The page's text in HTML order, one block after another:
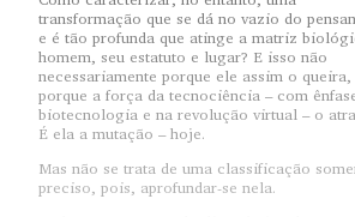
transformação que se dá no vazio do
e é tão profunda que atinge a matriz
homem, seu estatuto e lugar? E isso não
necessariamente porque ele assim o queira,
porque a força da tecnociência – com
biotecnologia e na revolução virtual – o
É ela a mutação – hoje.
Mas não se trata de uma classificação
preciso, pois, aprofundar-se nela.